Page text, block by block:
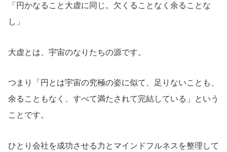
「円かなること大虚に同じ。欠くることなく余ることな
し」
大虚とは、宇宙のなりたちの源です。
つまり「円とは宇宙の究極の姿に似て、足りないことも、
余ることもなく、すべて満たされて完結している」という
ことです。
ひとり会社を成功させる力とマインドフルネスを整理して